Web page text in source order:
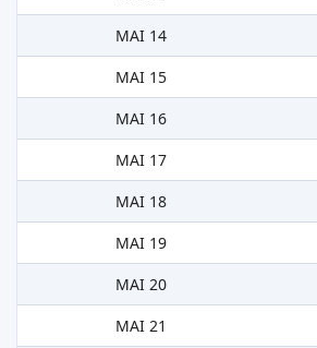
MAI 14
MAI 15
MAI 16
MAI 17
MAI 18
MAI 19
MAI 20
MAI 21